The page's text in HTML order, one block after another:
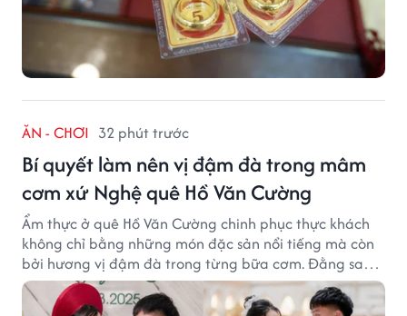
ĂN - CHƠI 32 phút trước
Bí quyết làm nên vị đậm đà trong mâm
cơm xứ Nghệ quê Hồ Văn Cường
Ẩm thực ở quê Hồ Văn Cường chinh phục thực khách
không chỉ bằng những món đặc sản nổi tiếng mà còn
bởi hương vị đậm đà trong từng bữa cơm. Đằng sau
nét giản dị ấy là những bí quyết được người dân gìn
giữ qua nhiều thế hệ.